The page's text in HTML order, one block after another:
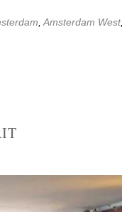
Amsterdam West,